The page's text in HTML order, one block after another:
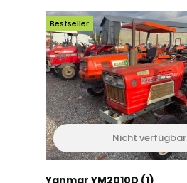
Bestseller
Nicht verfügbar
Yanmar YM2010D (1)